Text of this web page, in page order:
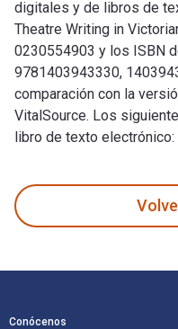
digitales y de libros de
Theatre Writing in
0230554903 y los ISBN
9781403943330,
comparación con la
VitalSource. Los
libro de texto
Conócenos